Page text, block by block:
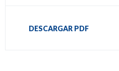
DESCARGAR PDF